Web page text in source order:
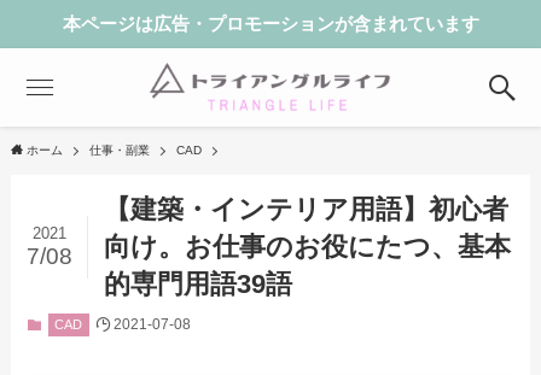
本ページは広告・プロモーションが含まれています
ホーム 仕事・副業 CAD
【建築・インテリア用語】初心者
向け。お仕事のお役にたつ、基本
的専門用語39語
2021
7/08
CAD 2021-07-08